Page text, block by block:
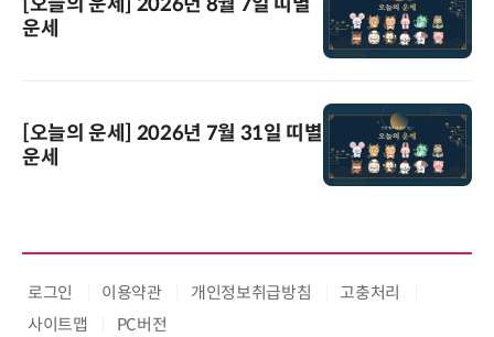
운세
[오늘의 운세] 2026년 7월 31일 띠별
운세
로그인 이용약관 개인정보취급방침
고충처리
사이트맵
PC버전